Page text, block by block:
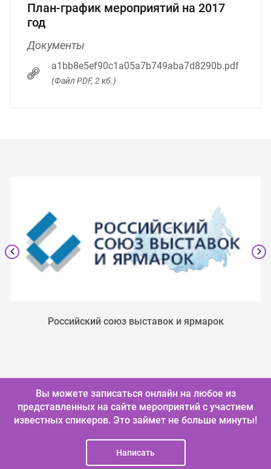
План-график мероприятий на 2017
год
Документы
a1bb8e5ef90c1a05a7b749aba7d8290b.pdf
(Файл PDF, 2 кб.)
Российский союз выставок и ярмарок
Вы можете записаться онлайн на любое из
представленных на сайте мероприятий с участием
известных спикеров. Это займет не больше минуты!
Написать